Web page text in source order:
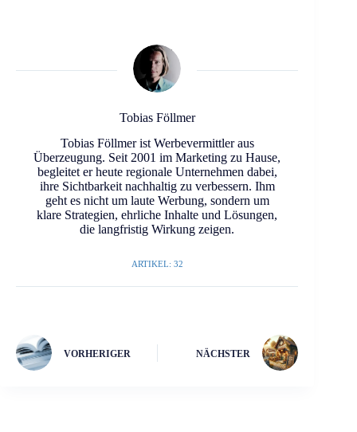
Tobias Föllmer
Tobias Föllmer ist Werbevermittler aus
Überzeugung. Seit 2001 im Marketing zu Hause,
begleitet er heute regionale Unternehmen dabei,
ihre Sichtbarkeit nachhaltig zu verbessern. Ihm
geht es nicht um laute Werbung, sondern um
klare Strategien, ehrliche Inhalte und Lösungen,
die langfristig Wirkung zeigen.
ARTIKEL: 32
VORHERIGER NÄCHSTER